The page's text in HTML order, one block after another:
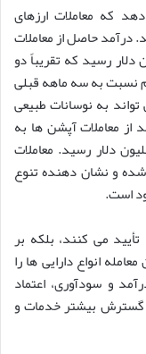
که معاملات ارزهای
درآمد حاصل از معاملات
در سه ماهه دوم به ۱۶۰ میلیون دلار رسید که تقریباً دو
نسبت به سه ماهه قبلی
تواند به نوسانات طبیعی
از معاملات آپشن ها به
دلار و از معاملات سهام به ۶۶ میلیون دلار رسید. معاملات
و نشان دهنده تنوع
است.
تأیید می کنند، بلکه بر
انواع دارایی ها را
و سودآوری، اعتماد
گسترش بیشتر خدمات و